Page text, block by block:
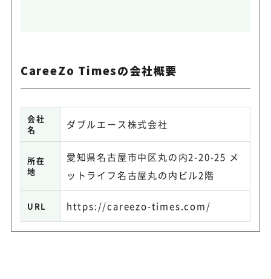
CareeZo Timesの会社概要
会社
名
ダブルエース株式会社
所在
地
愛知県名古屋市中区丸の内2-20-25 メ
ットライフ名古屋丸の内ビル2階
URL https://careezo-times.com/